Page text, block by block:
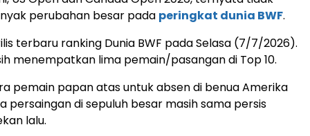
perubahan besar pada peringkat dunia BWF.
terbaru ranking Dunia BWF pada Selasa (7/7/2026).
menempatkan lima pemain/pasangan di Top 10.
pemain papan atas untuk absen di benua Amerika
persaingan di sepuluh besar masih sama persis
lalu.